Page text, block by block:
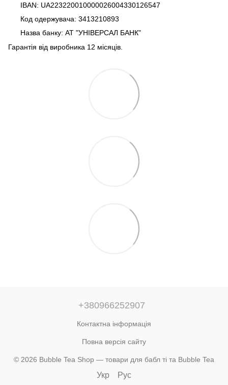
IBAN: UA223220010000026004330126547
Код одержувача: 3413210893
Назва банку: АТ "УНІВЕРСАЛ БАНК"
Гарантія від виробника 12 місяців.
+380966252907
Контактна інформація
Повна версія сайту
© 2026 Bubble Tea Shop — товари для бабл ті та Bubble Tea
Укр Рус